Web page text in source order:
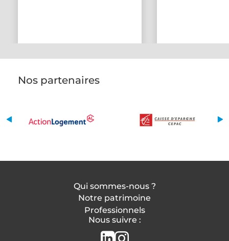
Nos partenaires
Qui sommes-nous ?
Notre patrimoine
Professionnels
Nous suivre :